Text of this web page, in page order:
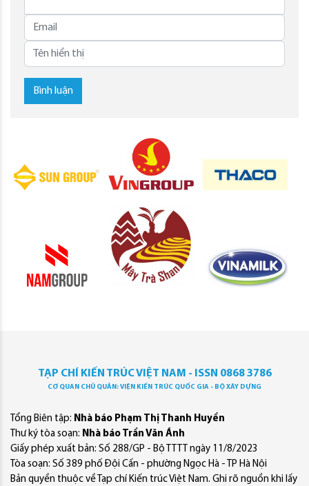
Bình luận
TẠP CHÍ KIẾN TRÚC VIỆT NAM - ISSN 0868 3786
CƠ QUAN CHỦ QUẢN: VIỆN KIẾN TRÚC QUỐC GIA - BỘ XÂY DỰNG
Tổng Biên tập: Nhà báo Phạm Thị Thanh Huyền
Thư ký tòa soạn: Nhà báo Trần Văn Ánh
Giấy phép xuất bản: Số 288/GP - Bộ TTTT ngày 11/8/2023
Tòa soạn: Số 389 phố Đội Cấn - phường Ngọc Hà - TP Hà Nội
Bản quyền thuộc về Tạp chí Kiến trúc Việt Nam. Ghi rõ nguồn khi lấy